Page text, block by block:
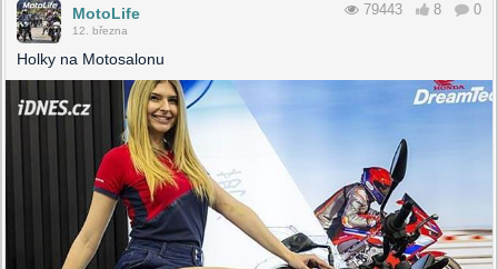
MotoLife
12. března
79443 8 0
Holky na Motosalonu